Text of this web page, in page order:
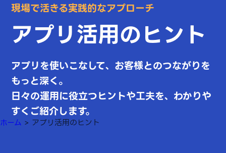
現場で活きる実践的なアプローチ
アプリ活用のヒント
アプリを使いこなして、お客様とのつながりを
もっと深く。
日々の運用に役立つヒントや工夫を、わかりや
すくご紹介します。
ホーム > アプリ活用のヒント